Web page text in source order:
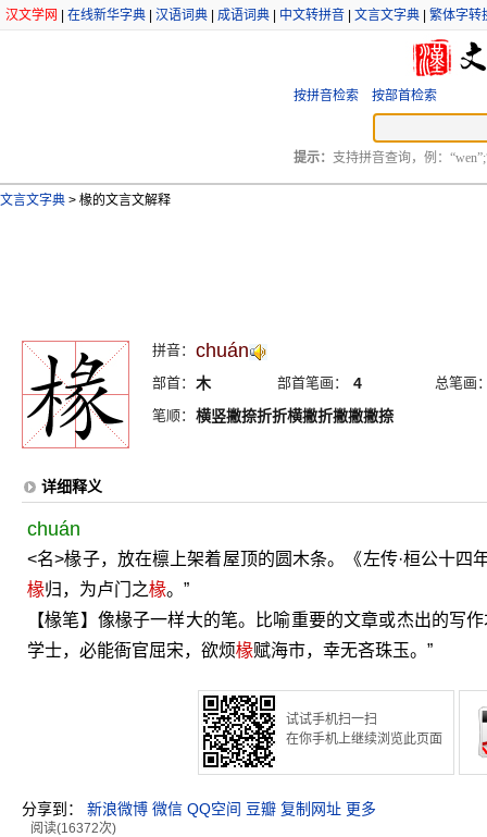
汉文学网 在线新华字典 汉语词典 成语词典 中文转拼音 文言文字典 繁体字转
按拼音检索 按部首检索
提示： 支持拼音查询，例：
文言文字典 > 椽的文言文解释
拼音： chuán
部首： 木 部首笔画： 4
总笔画
笔顺： 横竖撇捺折折横撇折撇撇撇捺
详细释义
chuán
<名>椽子，放在檩上架着屋顶的圆木条。《左传·桓公十
椽归，为卢门之椽。”
【椽笔】像椽子一样大的笔。比喻重要的文章或杰出的写
学士，必能衙官屈宋，欲烦椽赋海市，幸无吝珠玉。”
试试手机扫一扫
在你手机上继续浏览此页面
分享到： 新浪微博 微信 QQ空间 豆瓣 复制网址 更多
阅读(16372次)